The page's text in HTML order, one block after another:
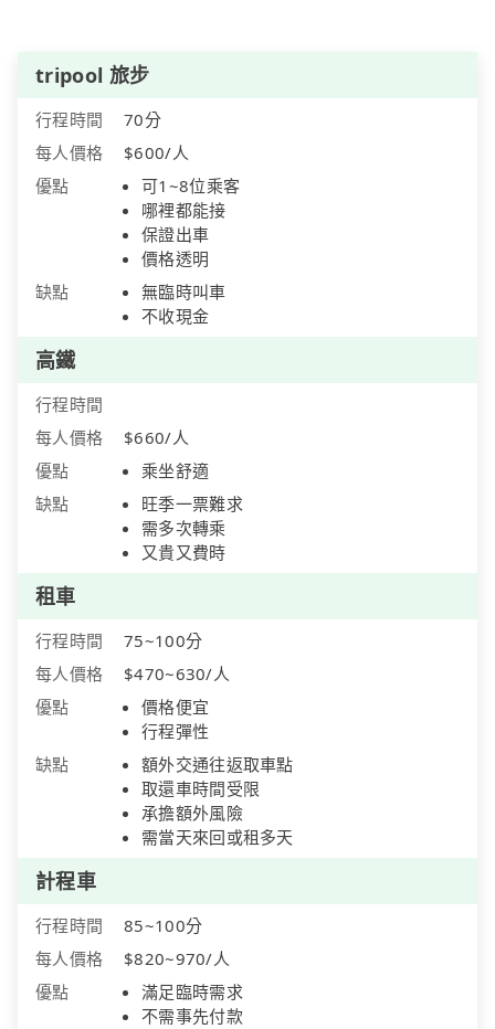
tripool 旅步
行程時間
70分
每人價格
$600/人
優點
可1~8位乘客
哪裡都能接
保證出車
價格透明
缺點
無臨時叫車
不收現金
高鐵
行程時間
每人價格
$660/人
優點
乘坐舒適
缺點
旺季一票難求
需多次轉乘
又貴又費時
租車
行程時間
75~100分
每人價格
$470~630/人
優點
價格便宜
行程彈性
缺點
額外交通往返取車點
取還車時間受限
承擔額外風險
需當天來回或租多天
計程車
行程時間
85~100分
每人價格
$820~970/人
優點
滿足臨時需求
不需事先付款